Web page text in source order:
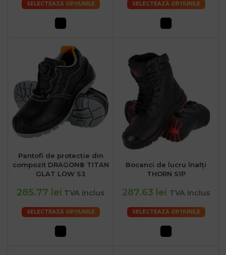
SELECTEAZĂ OPȚIUNILE SELECTEAZĂ OPȚIUNILE
Pantofi de protecție din
compozit DRAGON® TITAN
GLAT LOW S3
285.77 lei TVA inclus
SELECTEAZĂ OPȚIUNILE
Bocanci de lucru înalți
THORN S1P
287.63 lei TVA inclus
SELECTEAZĂ OPȚIUNILE